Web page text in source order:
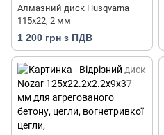
Алмазний диск Husqvarna
115х22, 2 мм
1 200 грн з ПДВ